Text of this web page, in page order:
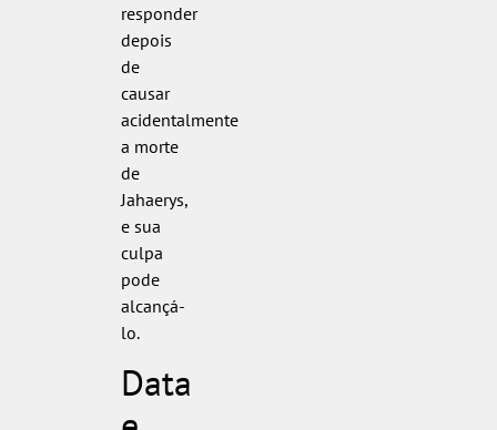
responder
depois
de
causar
acidentalmente
a morte
de
Jahaerys,
e sua
culpa
pode
alcançá-
lo.
Data